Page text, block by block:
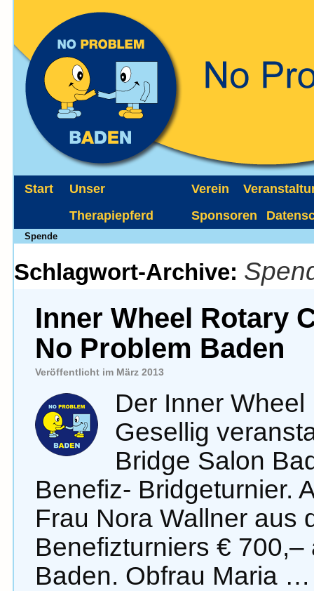
Start
Unser
Therapiepferd
Verein
Sponsoren
Spende
Schlagwort-Archive:
Inner Wheel Rotary
No Problem Baden
Veröffentlicht im März 2013
Der Inner
Gesellig
Bridge Salon
Benefiz- Bridgeturnier.
Frau Nora Wallner aus
Benefizturniers €
Baden. Obfrau Maria